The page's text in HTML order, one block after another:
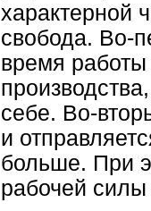
характерной
свобода. Во-
время работы
себе. Во-
и
больше. При
рабочей силы